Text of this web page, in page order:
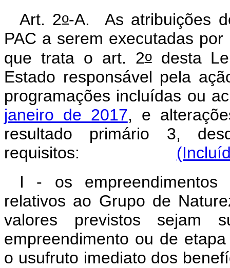
Art. 2o-A. As atribuições
PAC a serem executadas
que trata o art. 2odesta
Estado responsável pela
programações incluídas ou
janeiro de 2017, e
resultado primário 3,
requisitos:
I - os empreendimentos
relativos ao Grupo de
valores previstos sejam
empreendimento ou de
o usufruto imediato